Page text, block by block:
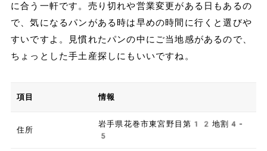
に合う一軒です。売り切れや営業変更がある日もあるの
で、気になるパンがある時は早めの時間に行くと選びや
すいですよ。見慣れたパンの中にご当地感があるので、
ちょっとした手土産探しにもいいですね。
項目 情報
住所
岩手県花巻市東宮野目第12地割4-
5